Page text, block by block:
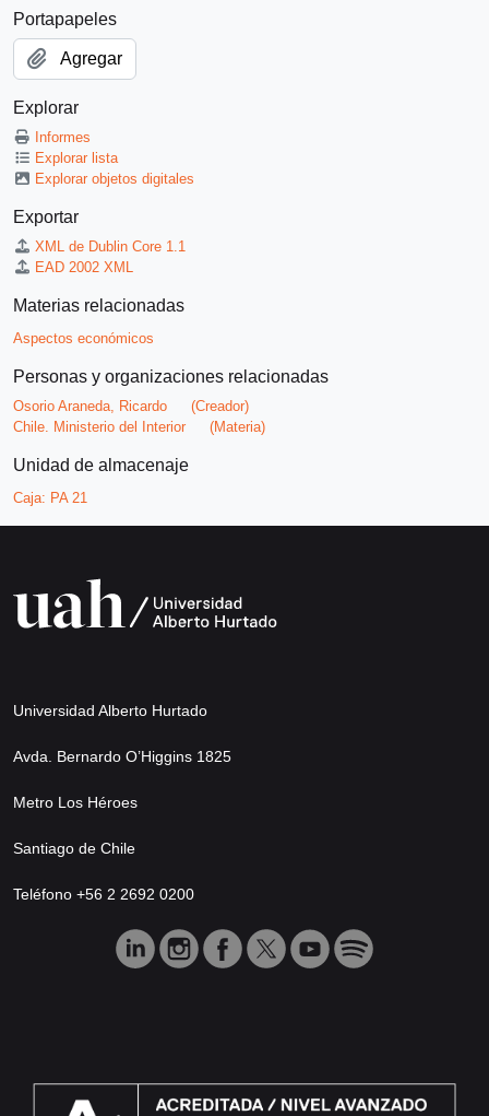
Portapapeles
Agregar
Explorar
Informes
Explorar lista
Explorar objetos digitales
Exportar
XML de Dublin Core 1.1
EAD 2002 XML
Materias relacionadas
Aspectos económicos
Personas y organizaciones relacionadas
Osorio Araneda, Ricardo
(Creador)
Chile. Ministerio del Interior
(Materia)
Unidad de almacenaje
Caja: PA 21
Universidad Alberto Hurtado
Avda. Bernardo O’Higgins 1825
Metro Los Héroes
Santiago de Chile
Teléfono +56 2 2692 0200